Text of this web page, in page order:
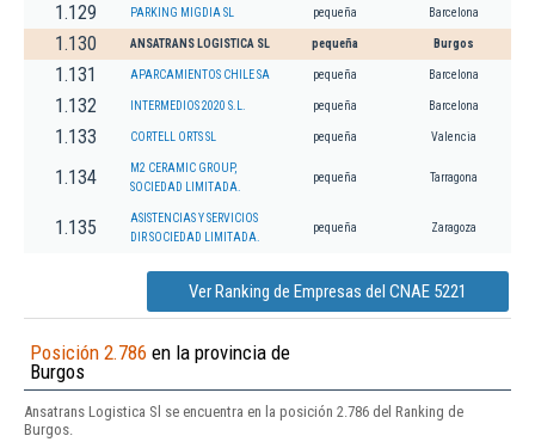
1.129 PARKING MIGDIA SL pequeña Barcelona
1.130 ANSATRANS LOGISTICA SL pequeña Burgos
1.131 APARCAMIENTOS CHILE SA pequeña Barcelona
1.132 INTERMEDIOS 2020 S.L. pequeña Barcelona
1.133 CORTELL ORTS SL pequeña Valencia
1.134
M2 CERAMIC GROUP,
SOCIEDAD LIMITADA.
pequeña Tarragona
1.135
ASISTENCIAS Y SERVICIOS
DIR SOCIEDAD LIMITADA.
pequeña Zaragoza
Ver Ranking de Empresas del CNAE 5221
Posición 2.786 en la provincia de
Burgos
Ansatrans Logistica Sl se encuentra en la posición 2.786 del Ranking de
Burgos.